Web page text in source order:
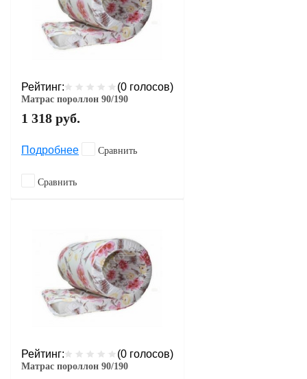
Рейтинг: (0 голосов)
Матрас пороллон 90/190
1 318 руб.
Подробнее Сравнить
Сравнить
Рейтинг: (0 голосов)
Матрас пороллон 90/190